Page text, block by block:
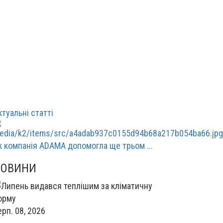
статті
компанія ADAMA допомогла ще трьом ...
08, 2026